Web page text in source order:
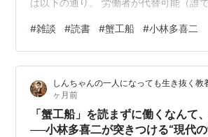
齢年齢であるなど） 成果が個人に帰属
業・チーム作業・個人の出来高不透明
る（情報・外部比較がしにくい） 価格
にない（単価が上流で固定） この5つの
ど、職場は「蟹工船的」になりやすい。
れが…
#雑談 #読書 #蟹工船 #小林多喜二
しんちゃんの一人になっても生き抜く教
ヶ月前
「蟹工船」を読まずに働くなんて
──小林多喜二が突きつける“現代